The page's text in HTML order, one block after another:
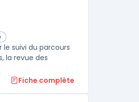
le suivi du parcours
la revue des
Fiche complète